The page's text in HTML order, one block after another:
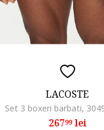
LACOSTE
26799lei